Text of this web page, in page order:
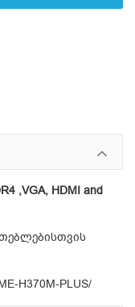
,VGA, HDMI and
H370M-PLUS/